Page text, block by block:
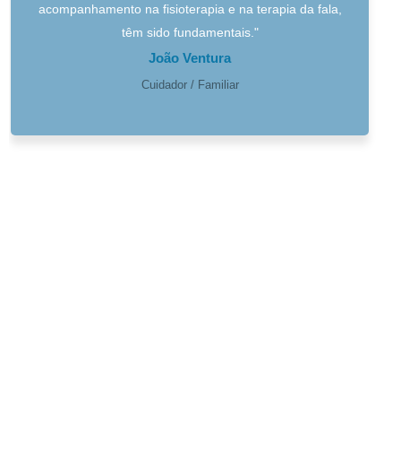
acompanhamento na fisioterapia e na terapia da fala,
têm sido fundamentais."
João Ventura
Cuidador / Familiar